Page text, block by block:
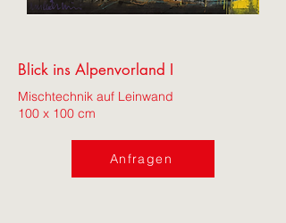
Blick ins Alpenvorland I
Mischtechnik auf Leinwand
100 x 100 cm
Anfragen